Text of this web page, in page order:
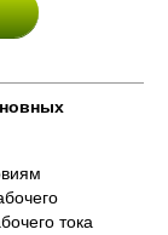
тока